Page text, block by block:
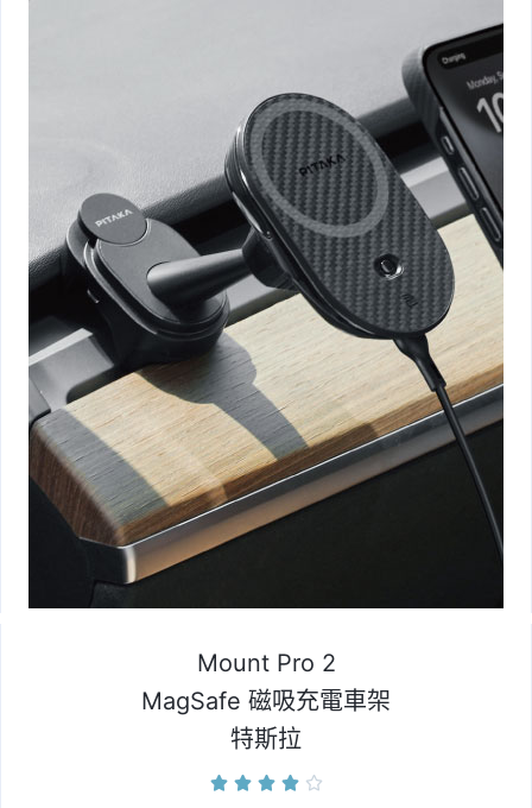
Mount Pro 2
MagSafe 磁吸充電車架
特斯拉
    